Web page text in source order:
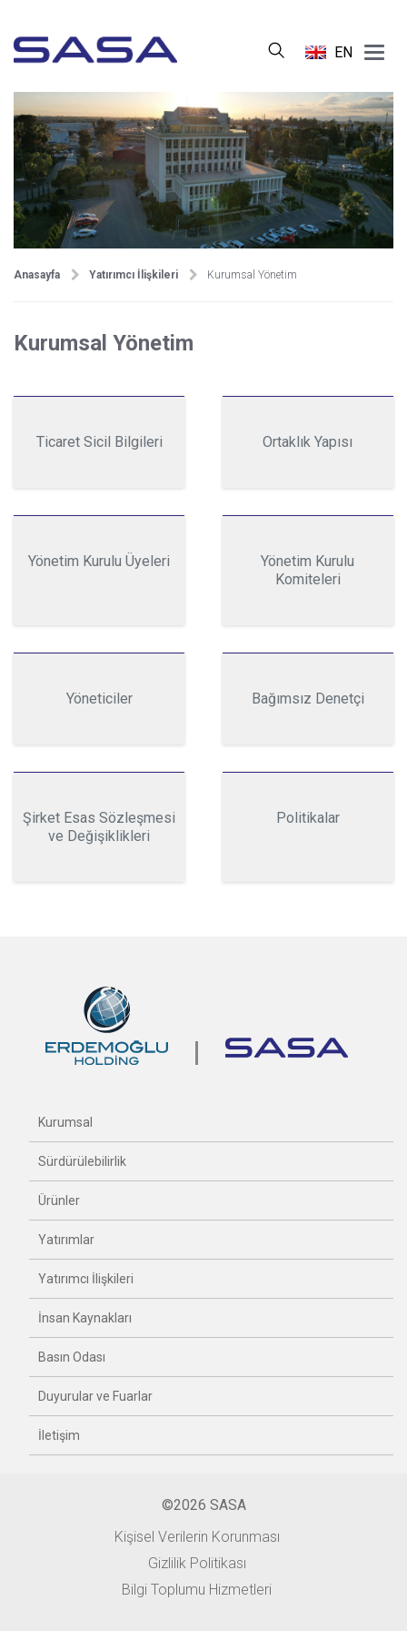
EN
Main
Menu
Anasayfa Yatırımcı İlişkileri Kurumsal Yönetim
Kurumsal Yönetim
Ticaret Sicil Bilgileri Ortaklık Yapısı
Yönetim Kurulu Üyeleri
Yönetim Kurulu
Komiteleri
Yöneticiler Bağımsız Denetçi
Şirket Esas Sözleşmesi
ve Değişiklikleri
Politikalar
Kurumsal
Sürdürülebilirlik
Ürünler
Yatırımlar
Yatırımcı İlişkileri
İnsan Kaynakları
Basın Odası
Duyurular ve Fuarlar
İletişim
©2026 SASA
Kişisel Verilerin Korunması
Gizlilik Politikası
Bilgi Toplumu Hizmetleri